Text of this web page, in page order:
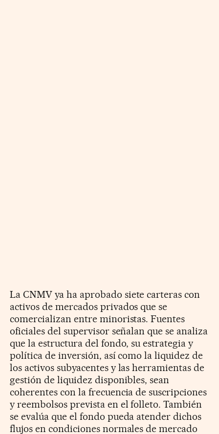
La CNMV ya ha aprobado siete carteras con
activos de mercados privados que se
comercializan entre minoristas. Fuentes
oficiales del supervisor señalan que se analiza
que la estructura del fondo, su estrategia y
política de inversión, así como la liquidez de
los activos subyacentes y las herramientas de
gestión de liquidez disponibles, sean
coherentes con la frecuencia de suscripciones
y reembolsos prevista en el folleto. También
se evalúa que el fondo pueda atender dichos
flujos en condiciones normales de mercado